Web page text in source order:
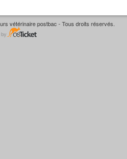
vétérinaire postbac - Tous droits réservés.